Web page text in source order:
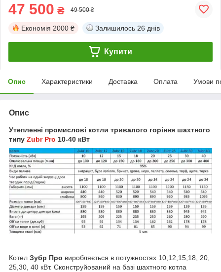
47 500 ₴ 49 500 ₴
Економія 2000 ₴ Залишилось 26 днів
Купити
Опис Характеристики Доставка Оплата Умови
Опис
Утепленні промисловi котли тривалого горіння шахтного
типу Zubr Pro 10-40 кВт
Котел Зубр Про виробляється в потужностях 10,12,15,18, 20,
25,30, 40 кВт. Сконструйований на базі шахтного котла